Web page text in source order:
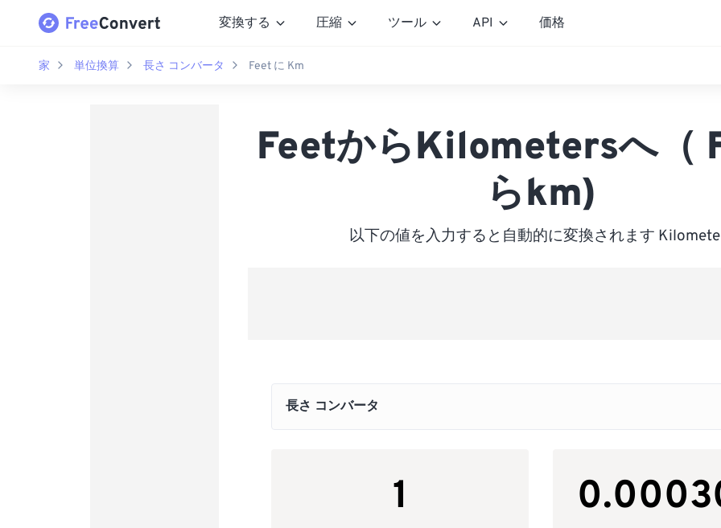
変換する 圧縮 ツール API 価格
家 単位換算 長さ コンバータ Feet に Km
FeetからKilometersへ（
らkm)
以下の値を入力すると自動的に変換されます